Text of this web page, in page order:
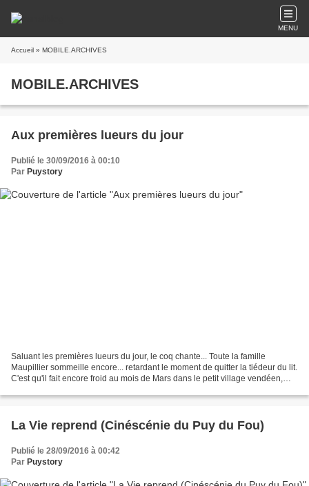
MENU
Accueil » MOBILE.ARCHIVES
MOBILE.ARCHIVES
Aux premières lueurs du jour
Publié le 30/09/2016 à 00:10
Par Puystory
Saluant les premières lueurs du jour, le coq chante... Toute la famille
Maupillier sommeille encore... retardant le moment de quitter la tiédeur du lit.
C'est qu'il fait encore froid au mois de Mars dans le petit village vendéen,
La Vie reprend (Cinéscénie du Puy du Fou)
Publié le 28/09/2016 à 00:42
Par Puystory